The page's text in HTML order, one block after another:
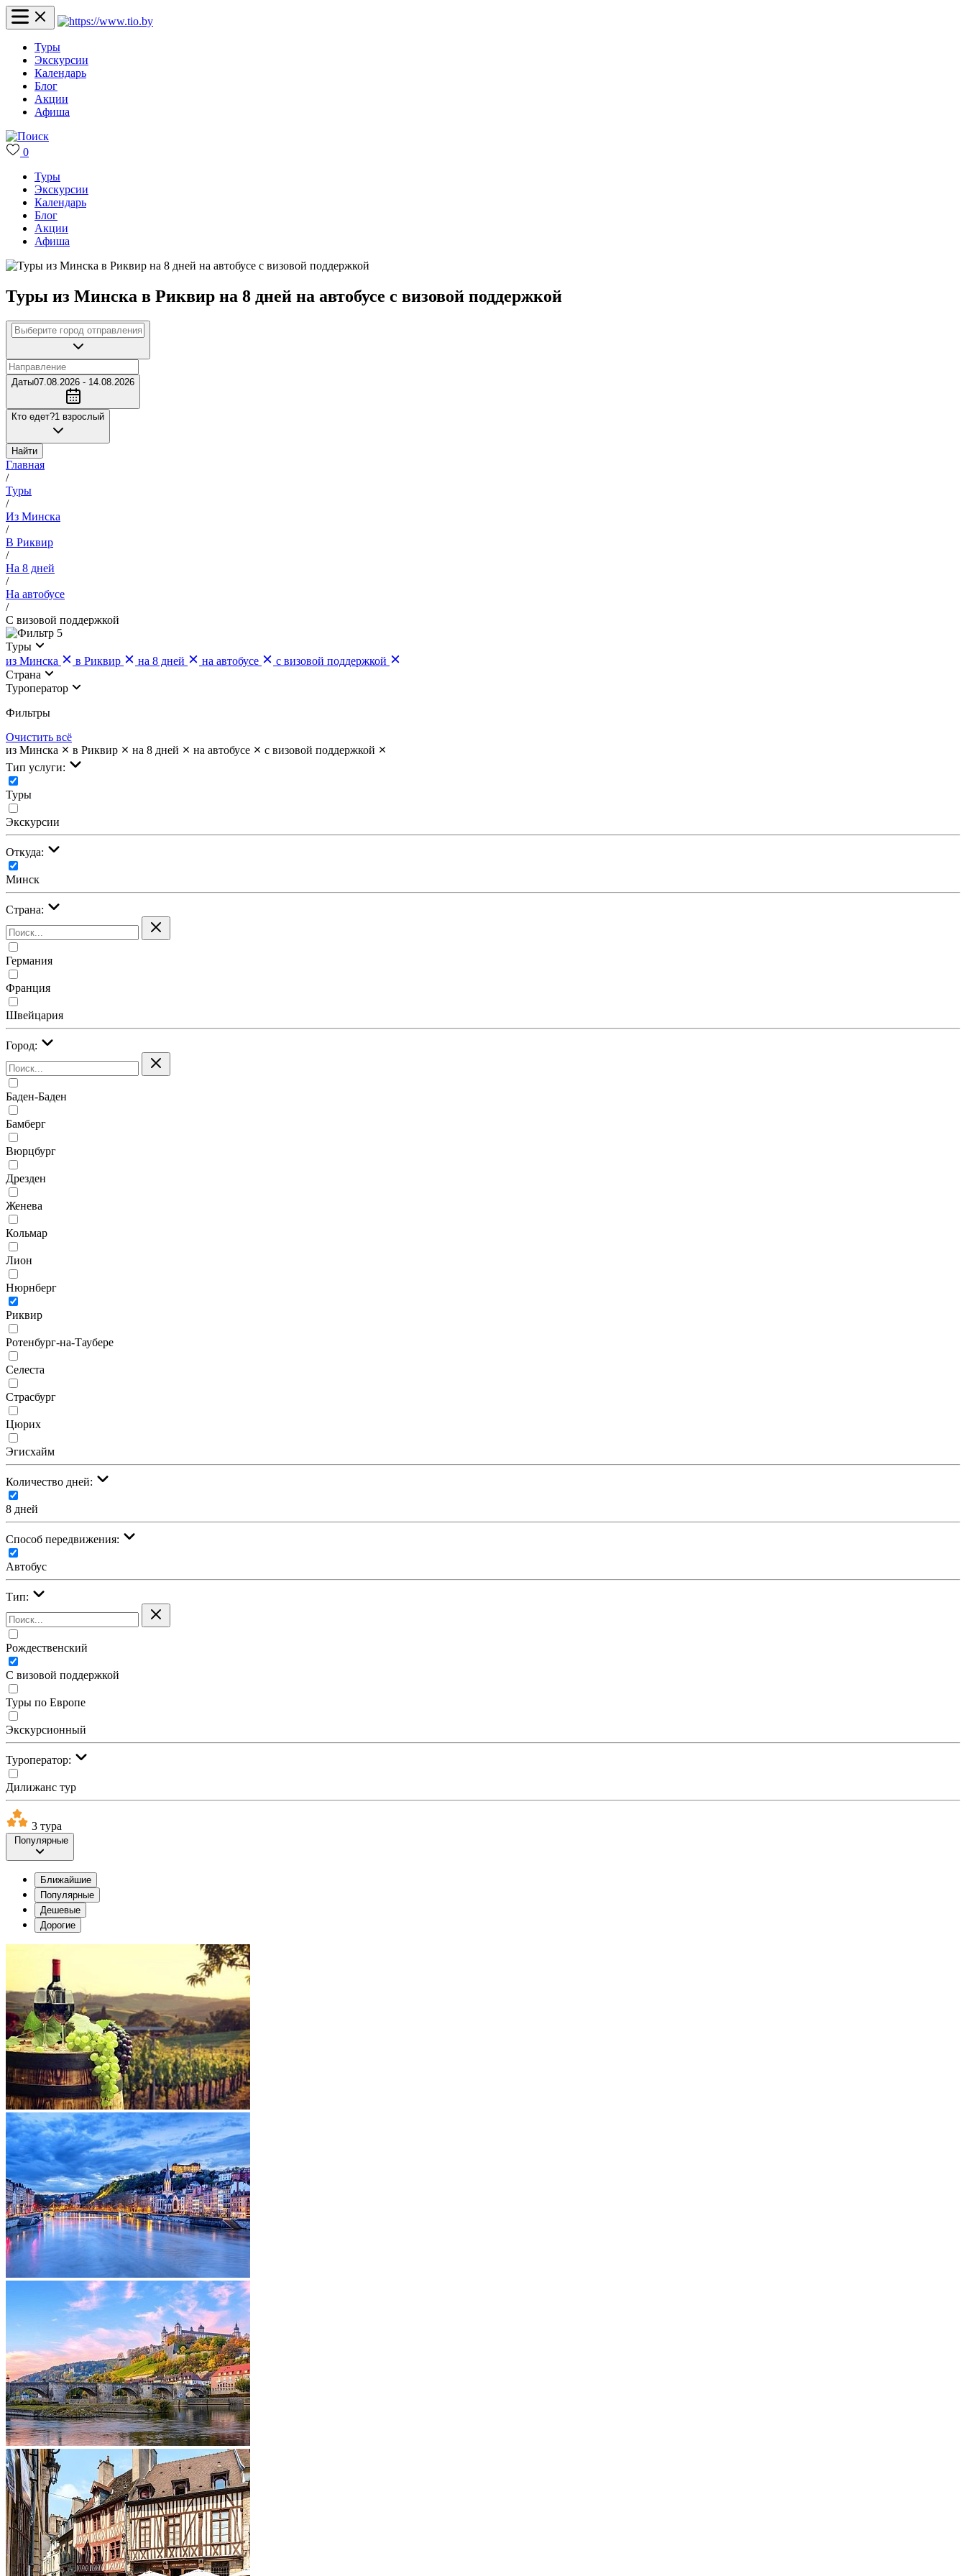
Туры
Экскурсии
Календарь
Блог
Акции
Афиша
0
Туры
Экскурсии
Календарь
Блог
Акции
Афиша
Туры из Минска в Риквир на 8 дней на автобусе с визовой поддержкой
Даты07.08.2026 - 14.08.2026
Кто едет?1 взрослый
Найти
Главная
/
Туры
/
Из Минска
/
В Риквир
/
На 8 дней
/
На автобусе
/
С визовой поддержкой
5
Туры
из Минска
в Риквир на 8 дней на автобусе
с визовой поддержкой
Страна
Туроператор
Фильтры
Очистить всё
из Минска
в Риквир на 8 дней на автобусе
с визовой поддержкой
Тип услуги:
Туры
Экскурсии
Откуда:
Минск
Страна:
Германия
Франция
Швейцария
Город:
Баден-Баден
Бамберг
Вюрцбург
Дрезден
Женева
Кольмар
Лион
Нюрнберг
Риквир
Ротенбург-на-Таубере
Селеста
Страсбург
Цюрих
Эгисхайм
Количество дней:
8 дней
Cпособ передвижения:
Автобус
Тип:
Рождественский
С визовой поддержкой
Туры по Европе
Экскурсионный
Туроператор:
Дилижанс тур
3 тура
Популярные
Ближайшие
Популярные
Дешевые
Дорогие